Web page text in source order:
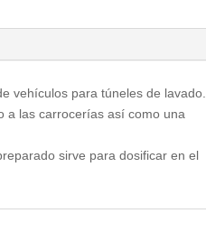
vehículos para túneles de lavado.
a las carrocerías así como una
sirve para dosificar en el